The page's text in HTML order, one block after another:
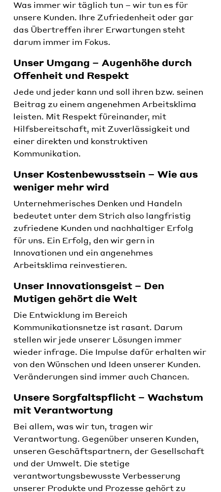
Was immer wir täglich tun – wir tun es für
unsere Kunden. Ihre Zufriedenheit oder gar
das Übertreffen ihrer Erwartungen steht
darum immer im Fokus.
Unser Umgang – Augenhöhe durch
Offenheit und Respekt
Jede und jeder kann und soll ihren bzw. seinen
Beitrag zu einem angenehmen Arbeitsklima
leisten. Mit Respekt füreinander, mit
Hilfsbereitschaft, mit Zuverlässigkeit und
einer direkten und konstruktiven
Kommunikation.
Unser Kostenbewusstsein – Wie aus
weniger mehr wird
Unternehmerisches Denken und Handeln
bedeutet unter dem Strich also langfristig
zufriedene Kunden und nachhaltiger Erfolg
für uns. Ein Erfolg, den wir gern in
Innovationen und ein angenehmes
Arbeitsklima reinvestieren.
Unser Innovationsgeist – Den
Mutigen gehört die Welt
Die Entwicklung im Bereich
Kommunikationsnetze ist rasant. Darum
stellen wir jede unserer Lösungen immer
wieder infrage. Die Impulse dafür erhalten wir
von den Wünschen und Ideen unserer Kunden.
Veränderungen sind immer auch Chancen.
Unsere Sorgfaltspflicht – Wachstum
mit Verantwortung
Bei allem, was wir tun, tragen wir
Verantwortung. Gegenüber unseren Kunden,
unseren Geschäftspartnern, der Gesellschaft
und der Umwelt. Die stetige
verantwortungsbewusste Verbesserung
unserer Produkte und Prozesse gehört zu